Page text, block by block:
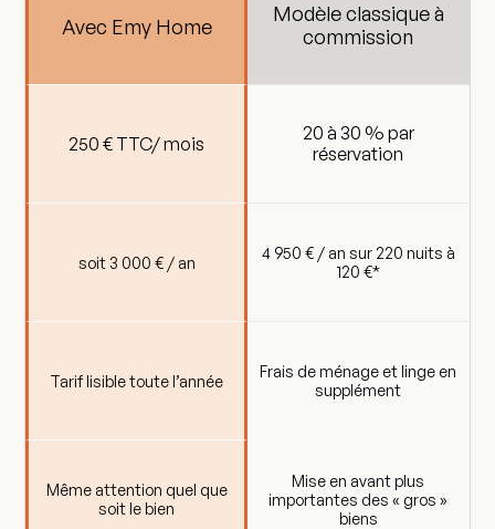
Avec Emy Home
Modèle classique à
commission
250 € TTC/ mois
20 à 30 % par
réservation
soit 3 000 € / an
4 950 € / an sur 220 nuits à
120 €*
Tarif lisible toute l’année
Frais de ménage et linge en
supplément
Même attention quel que
soit le bien
Mise en avant plus
importantes des « gros »
biens